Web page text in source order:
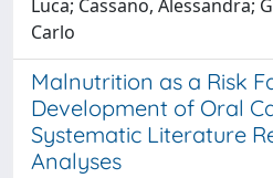
Luca; Cassano, Alessandra;
Carlo
Malnutrition as a Risk
Development of Oral
Systematic Literature
Analyses